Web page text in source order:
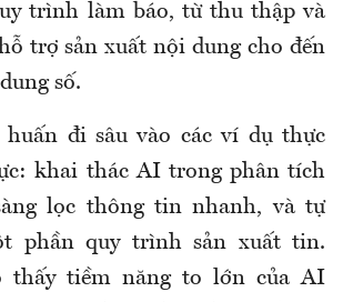
trình làm báo, từ thu thập và
trợ sản xuất nội dung cho đến
số.
đi sâu vào các ví dụ thực
khai thác AI trong phân tích
lọc thông tin nhanh, và tự
phần quy trình sản xuất tin.
thấy tiềm năng to lớn của AI